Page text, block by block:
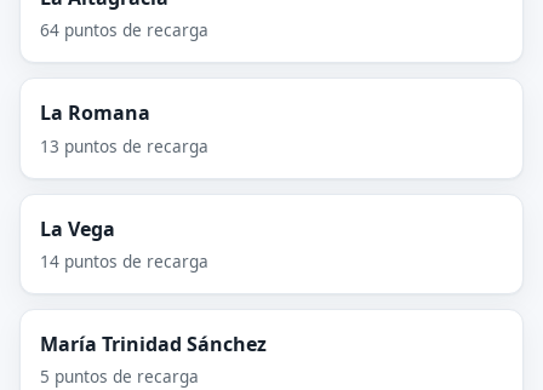
64 puntos de recarga
La Romana
13 puntos de recarga
La Vega
14 puntos de recarga
María Trinidad Sánchez
5 puntos de recarga